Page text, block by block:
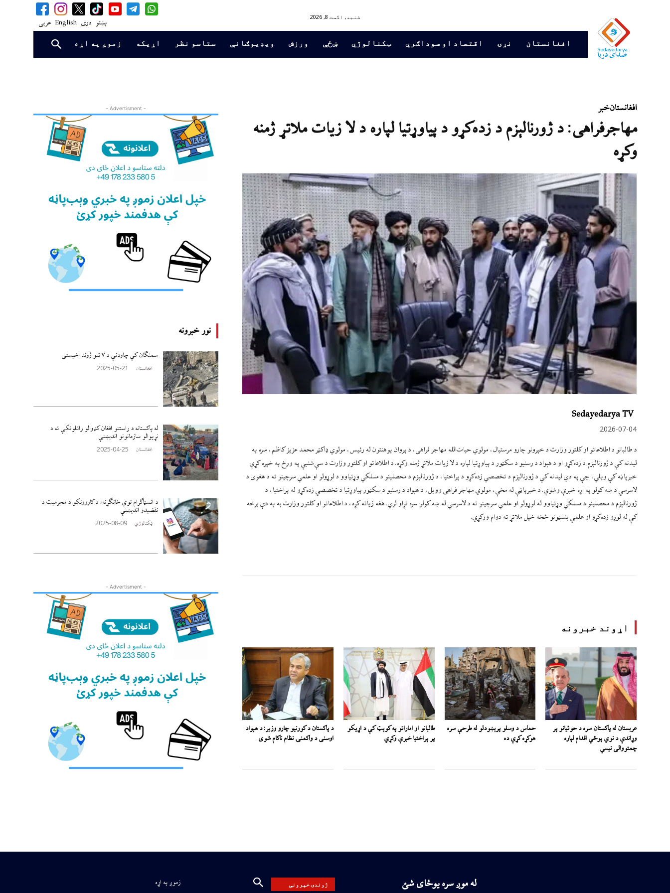
پښتو دری English عربی
شنبه, اگست 8, 2026
افغانستان نړۍ اقتصاد او سوداګري ټکنالوژي ښځې ورزش ویډیوګانې ستاسو نظر اړیکه زموږ په اړه
- Advertisment -
نور خبرونه
سمنګان کې چاودنې د ۷ تنو ژوند اخيستی
افغانستان 2025-05-21
له پاکستانه د راستنو افغان کډوالو راتلونکې ته د
نړيوالو سازمانونو اندېښنې
افغانستان 2025-04-25
د انسټاګرام نوې ځانګړنه؛ د کاروونکو د محرمیت د
نقضېدو اندېښنې
ټکنالوژي 2025-08-09
- Advertisment -
افغانستانخبر
مهاجرفراهی: د ژورنالېزم د زده‌کړو د پیاوړتیا لپاره د لا زیات ملاتړ ژمنه
وکړه
Sedayedarya TV
2026-07-04
د طالبانو د اطلاعاتو او کلتور وزارت د خپرونو چارو مرستیال، مولوي حیات‌الله مهاجر فراهی، د پروان پوهنتون له رئیس، مولوي ډاکټر محمد عزیز کاظم، سره په
لیدنه کې د ژورنالېزم د زده‌کړو او د هېواد د رسنیو د سکټور د پیاوړتیا لپاره د لا زیات ملاتړ ژمنه وکړه. د اطلاعاتو او کلتور وزارت د سې‌شنبې په ورځ په خپره کړې
خبرپاڼه کې ویلي، چې په دې لیدنه کې د ژورنالېزم د تخصصي زده‌کړو د پراختیا، د ژورنالېزم د محصلینو د مسلکي وړتیاوو د لوړولو او علمي سرچینو ته د هغوی د
لاسرسي د ښه کولو په اړه خبرې وشوې. د خبرپاڼې له مخې، مولوي مهاجر فراهی وویل، د هېواد د رسنیو د سکټور پیاوړتیا د تخصصي زده‌کړو له پراختیا، د
ژورنالېزم د محصلینو د مسلکي وړتیاوو له لوړولو او علمي سرچینو ته د لاسرسي له ښه کولو سره تړاو لري. هغه زیاته کړه، د اطلاعاتو او کلتور وزارت به په دې برخه
کې له لوړو زده‌کړو او علمي بنسټونو څخه خپل ملاتړ ته دوام ورکړي.
اړوند خبرونه
عربستان له پاکستان سره د حوثیانو پر
وړاندې د نوي پوځي اقدام لپاره
چمتووالی نیسي
حماس د وسلو پرېښودلو له طرحې سره
هوکړه کړې ده
طالبانو او اماراتو په کوېټ کې د اړیکو
پر پراختیا خبرې وکړي
د پاکستان د کورنیو چارو وزیر: د هېواد
اوسنی د واکمنۍ نظام ناکام شوی
زموږ په اړه ژوندۍ خپرونې له موږ سره یوځای شئ